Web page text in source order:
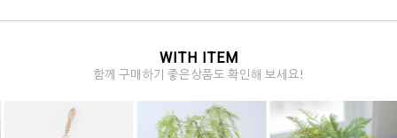
WITH ITEM
함께 구매하기 좋은상품도 확인해 보세요!